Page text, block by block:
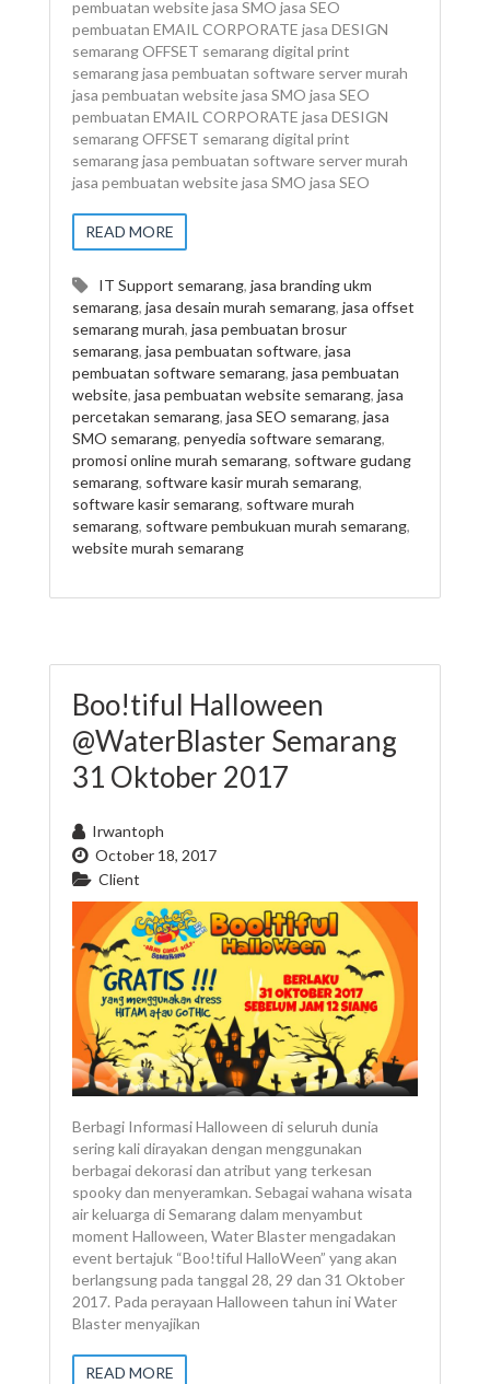
pembuatan website jasa SMO jasa SEO
pembuatan EMAIL CORPORATE jasa DESIGN
semarang OFFSET semarang digital print
semarang jasa pembuatan software server murah
jasa pembuatan website jasa SMO jasa SEO
pembuatan EMAIL CORPORATE jasa DESIGN
semarang OFFSET semarang digital print
semarang jasa pembuatan software server murah
jasa pembuatan website jasa SMO jasa SEO
READ MORE
IT Support semarang, jasa branding ukm
semarang, jasa desain murah semarang, jasa offset
semarang murah, jasa pembuatan brosur
semarang, jasa pembuatan software, jasa
pembuatan software semarang, jasa pembuatan
website, jasa pembuatan website semarang, jasa
percetakan semarang, jasa SEO semarang, jasa
SMO semarang, penyedia software semarang,
promosi online murah semarang, software gudang
semarang, software kasir murah semarang,
software kasir semarang, software murah
semarang, software pembukuan murah semarang,
website murah semarang
Boo!tiful Halloween
@WaterBlaster Semarang
31 Oktober 2017
Irwantoph
October 18, 2017
Client
Berbagi Informasi Halloween di seluruh dunia
sering kali dirayakan dengan menggunakan
berbagai dekorasi dan atribut yang terkesan
spooky dan menyeramkan. Sebagai wahana wisata
air keluarga di Semarang dalam menyambut
moment Halloween, Water Blaster mengadakan
event bertajuk “Boo!tiful HalloWeen” yang akan
berlangsung pada tanggal 28, 29 dan 31 Oktober
2017. Pada perayaan Halloween tahun ini Water
Blaster menyajikan
READ MORE